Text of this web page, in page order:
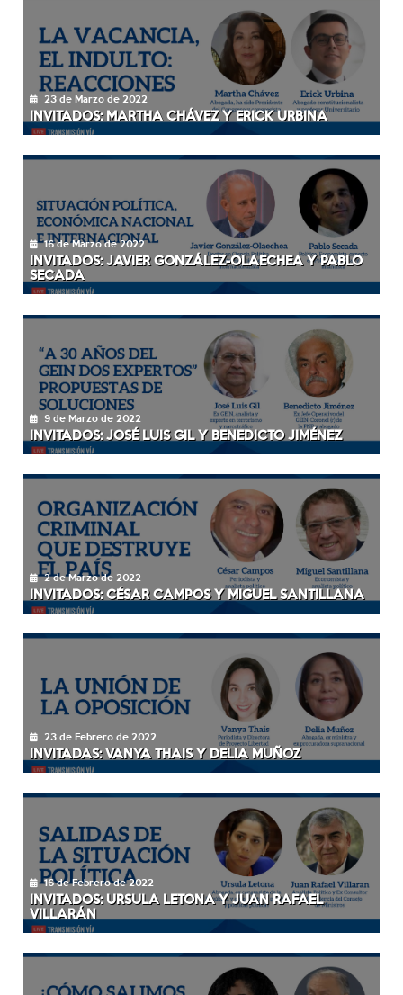
23 de Marzo de 2022
INVITADOS: MARTHA CHÁVEZ Y ERICK URBINA
16 de Marzo de 2022
INVITADOS: JAVIER GONZÁLEZ-OLAECHEA Y PABLO
SECADA
9 de Marzo de 2022
INVITADOS: JOSÉ LUIS GIL Y BENEDICTO JIMÉNEZ
2 de Marzo de 2022
INVITADOS: CÉSAR CAMPOS Y MIGUEL SANTILLANA
23 de Febrero de 2022
INVITADAS: VANYA THAIS Y DELIA MUÑOZ
16 de Febrero de 2022
INVITADOS: URSULA LETONA Y JUAN RAFAEL
VILLARÁN